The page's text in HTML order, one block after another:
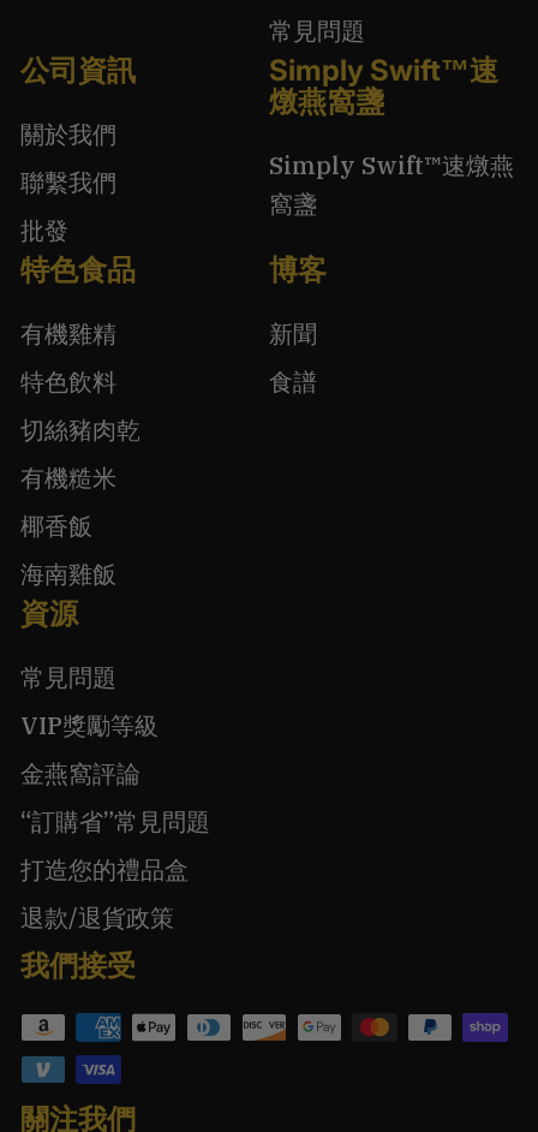
常見問題
公司資訊
關於我們
聯繫我們
批發
Simply Swift™速
燉燕窩盞
Simply Swift™速燉燕
窩盞
特色食品
有機雞精
特色飲料
切絲豬肉乾
有機糙米
椰香飯
海南雞飯
博客
新聞
食譜
資源
常見問題
VIP獎勵等級
金燕窩評論
“訂購省”常見問題
打造您的禮品盒
退款/退貨政策
我們接受
關注我們